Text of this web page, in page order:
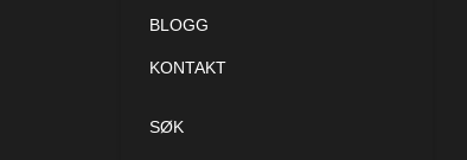
BLOGG
KONTAKT
SØK